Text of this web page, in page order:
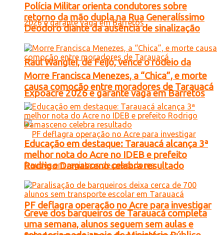
Raul Wanglei, de Feijó, vence o rodeio da
Expoacre 2026 e garante vaga em Barretos
PF deflagra operação no Acre para investigar
Polícia Militar orienta condutores sobre
retorno da mão dupla na Rua Generalíssimo
Deodoro diante da ausência de sinalização
Morre Francisca Menezes, a “Chica”, e morte
causa comoção entre moradores de Tarauacá
Educação em destaque: Tarauacá alcança 3ª
melhor nota do Acre no IDEB e prefeito
Rodrigo Damasceno celebra resultado
Greve dos barqueiros de Tarauacá completa
uma semana, alunos seguem sem aulas e